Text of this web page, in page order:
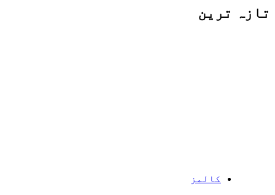
تازہ ترین
کالمز